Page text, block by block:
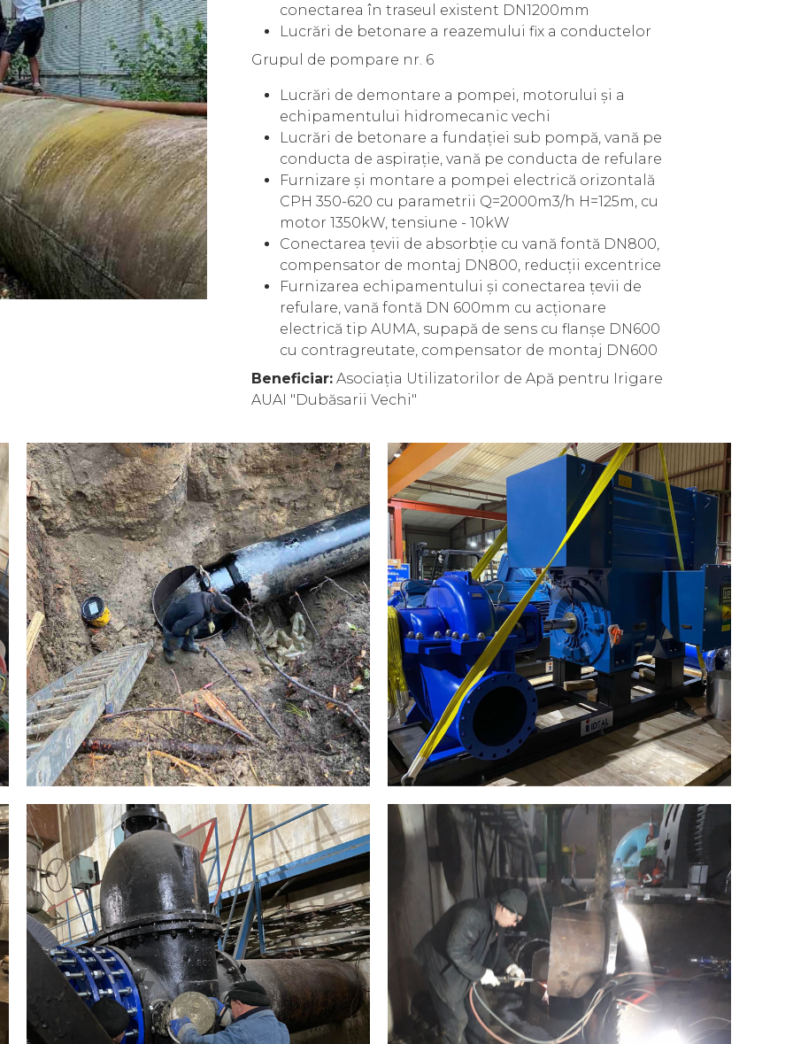
conectarea în traseul existent DN1200mm
Lucrări de betonare a reazemului fix a conductelor
Grupul de pompare nr. 6
Lucrări de demontare a pompei, motorului și a
echipamentului hidromecanic vechi
Lucrări de betonare a fundației sub pompă, vană pe
conducta de aspirație, vană pe conducta de refulare
Furnizare și montare a pompei electrică orizontală
CPH 350-620 cu parametrii Q=2000m3/h H=125m, cu
motor 1350kW, tensiune - 10kW
Conectarea țevii de absorbție cu vană fontă DN800,
compensator de montaj DN800, reducții excentrice
Furnizarea echipamentului și conectarea țevii de
refulare, vană fontă DN 600mm cu acționare
electrică tip AUMA, supapă de sens cu flanșe DN600
cu contragreutate, compensator de montaj DN600
Beneficiar: Asociația Utilizatorilor de Apă pentru Irigare
AUAI "Dubăsarii Vechi"